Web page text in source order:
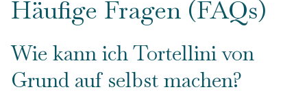
Häufige Fragen (FAQs)
Wie kann ich Tortellini von
Grund auf selbst machen?